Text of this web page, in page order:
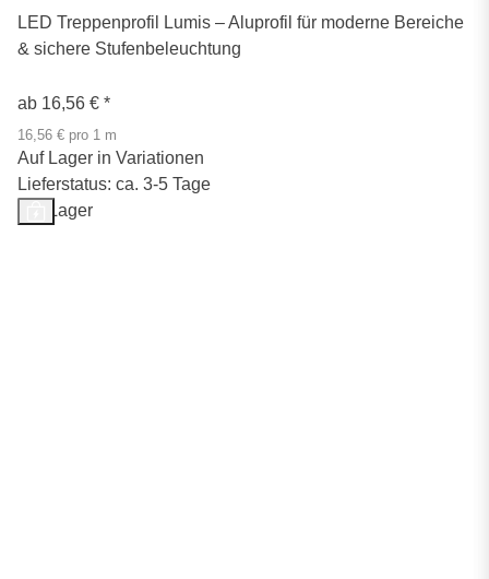
LED Treppenprofil Lumis – Aluprofil für moderne Bereiche
& sichere Stufenbeleuchtung
ab 16,56 € *
16,56 € pro 1 m
Auf Lager in Variationen
Lieferstatus: ca. 3-5 Tage
Auf Lager